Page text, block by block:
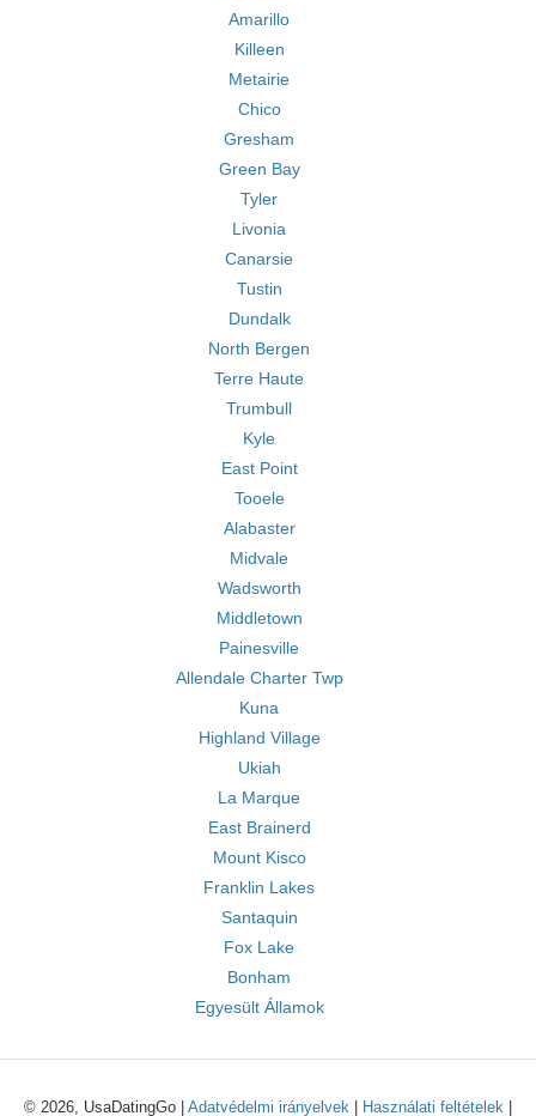
Amarillo
Killeen
Metairie
Chico
Gresham
Green Bay
Tyler
Livonia
Canarsie
Tustin
Dundalk
North Bergen
Terre Haute
Trumbull
Kyle
East Point
Tooele
Alabaster
Midvale
Wadsworth
Middletown
Painesville
Allendale Charter Twp
Kuna
Highland Village
Ukiah
La Marque
East Brainerd
Mount Kisco
Franklin Lakes
Santaquin
Fox Lake
Bonham
Egyesült Államok
© 2026, UsaDatingGo | Adatvédelmi irányelvek Használati feltételek